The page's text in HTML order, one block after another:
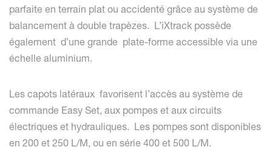
parfaite en terrain plat ou accidenté grâce au système de
balancement à double trapèzes. L’iXtrack possède
également d’une grande plate-forme accessible via une
échelle aluminium.
Les capots latéraux favorisent l’accès au système de
commande Easy Set, aux pompes et aux circuits
électriques et hydrauliques. Les pompes sont disponibles
en 200 et 250 L/M, ou en série 400 et 500 L/M.